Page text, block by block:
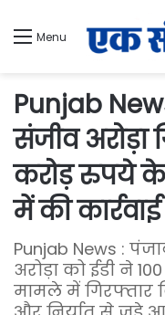
Menu
Punjab
संजीव अरोड़ा
करोड़ रुपये के
में की कार्रवाई
Punjab News :
अरोड़ा को ईडी ने
मामले में गिरफ्तार